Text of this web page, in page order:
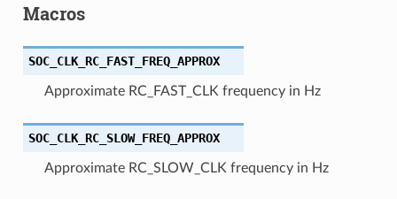
Macros
SOC_CLK_RC_FAST_FREQ_APPROX
Approximate RC_FAST_CLK frequency in Hz
SOC_CLK_RC_SLOW_FREQ_APPROX
Approximate RC_SLOW_CLK frequency in Hz